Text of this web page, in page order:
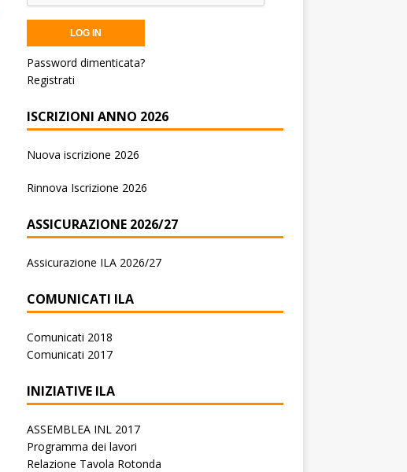
Password dimenticata?
Registrati
ISCRIZIONI ANNO 2026
Nuova iscrizione 2026
Rinnova Iscrizione 2026
ASSICURAZIONE 2026/27
Assicurazione ILA 2026/27
COMUNICATI ILA
Comunicati 2018
Comunicati 2017
INIZIATIVE ILA
ASSEMBLEA INL 2017
Programma dei lavori
Relazione Tavola Rotonda